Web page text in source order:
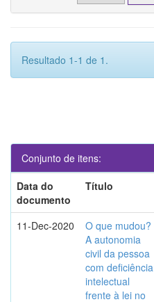
Resultado 1-1 de 1.
Conjunto de itens:
Data do
documento
Título
11-Dec-2020
O que mudou?
A autonomia
civil da pessoa
com deficiência
intelectual
frente à lei no